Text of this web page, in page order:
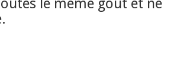
le même goût et ne